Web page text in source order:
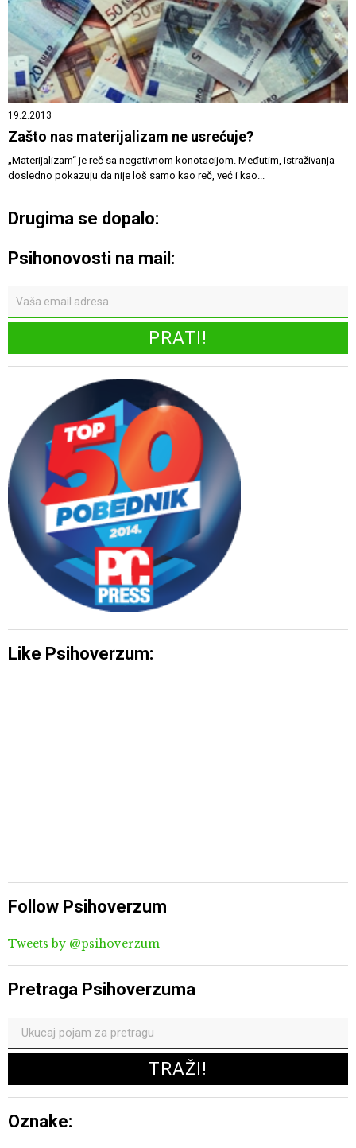
19.2.2013
Zašto nas materijalizam ne usrećuje?
„Materijalizam“ je reč sa negativnom konotacijom. Međutim, istraživanja
dosledno pokazuju da nije loš samo kao reč, već i kao...
Drugima se dopalo:
Psihonovosti na mail:
Like Psihoverzum:
Follow Psihoverzum
Tweets by @psihoverzum
Pretraga Psihoverzuma
Oznake: